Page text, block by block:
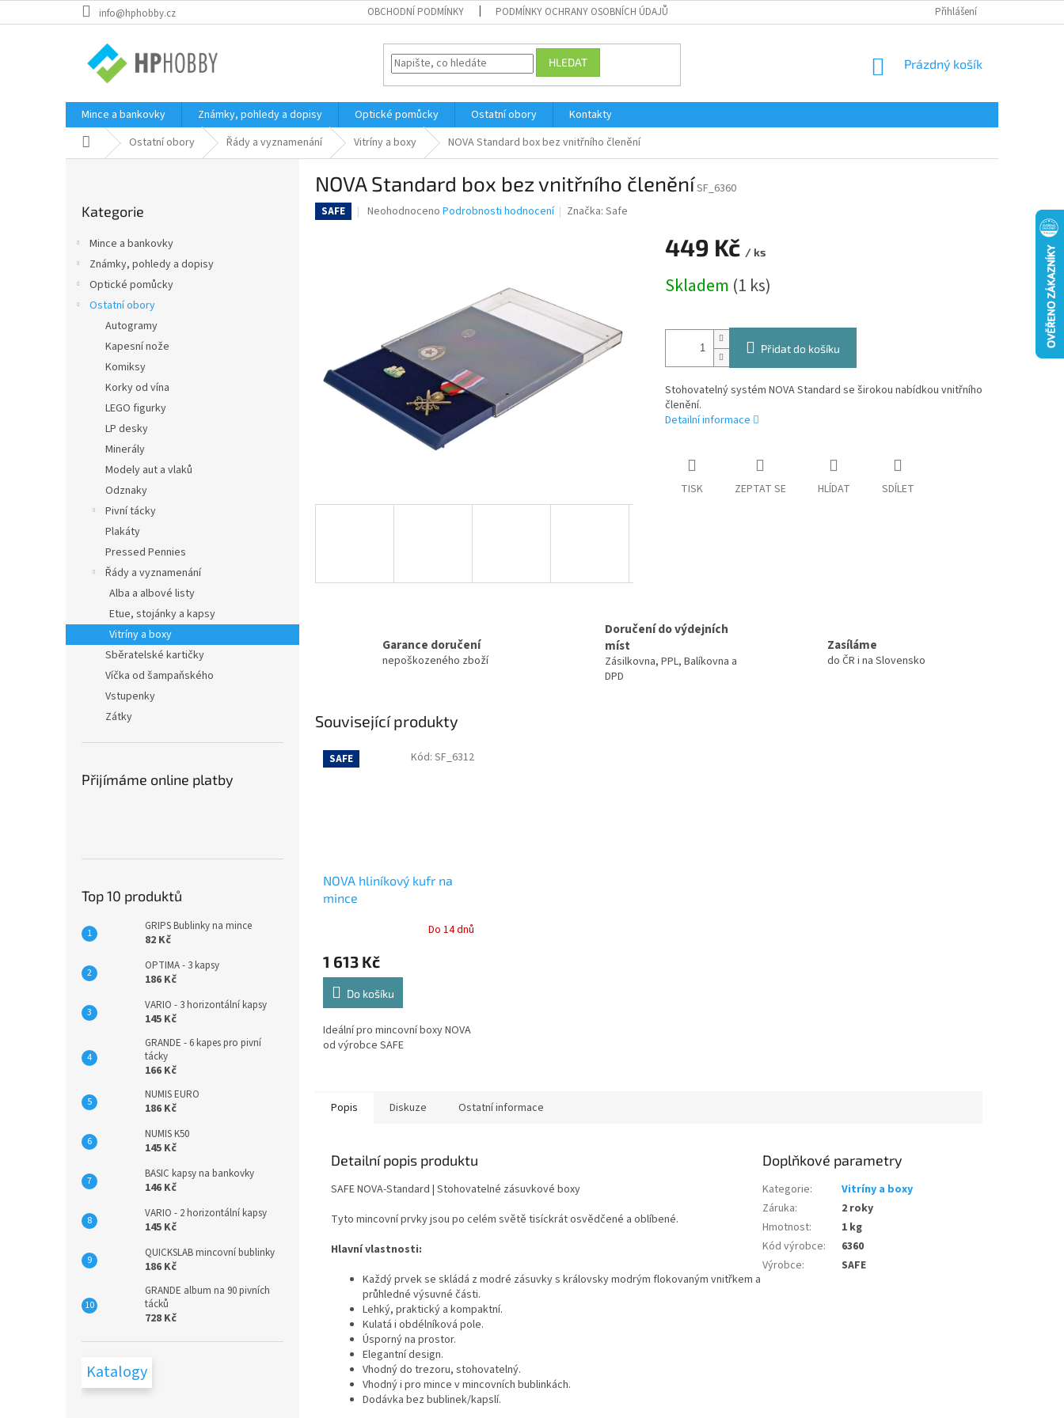
na
info@hphobby.cz OBCHODNÍ PODMÍNKY PODMÍNKY OCHRANY OSOBNÍCH ÚDAJŮ Přihlášení
HLEDAT
NÁKUPNÍ
Prázdný košík
Mince a bankovky Známky, pohledy a dopisy Optické pomůcky Ostatní obory
Kontakty
Domů Ostatní obory Řády a vyznamenání Vitríny a boxy NOVA Standard box bez vnitřního členění
kategorie
Kategorie
Mince a bankovky
Známky, pohledy a dopisy
Optické pomůcky
Ostatní obory
Autogramy
Kapesní nože
Komiksy
Korky od vína
LEGO figurky
LP desky
Minerály
Modely aut a vlaků
Odznaky
Pivní tácky
Plakáty
Pressed Pennies
Řády a vyznamenání
Alba a albové listy
Etue, stojánky a kapsy
Vitríny a boxy
Sběratelské kartičky
Víčka od šampaňského
Vstupenky
Zátky
Přijímáme online platby
Top 10 produktů
GRIPS Bublinky na mince
82 Kč
OPTIMA - 3 kapsy
186 Kč
VARIO - 3 horizontální kapsy
145 Kč
GRANDE - 6 kapes pro pivní
tácky
166 Kč
NUMIS EURO
186 Kč
NUMIS K50
145 Kč
BASIC kapsy na bankovky
146 Kč
VARIO - 2 horizontální kapsy
145 Kč
QUICKSLAB mincovní bublinky
186 Kč
GRANDE album na 90 pivních
tácků
728 Kč
Katalogy
NOVA Standard box bez vnitřního členěníSF_6360
SAFE
Průměrné
Neohodnoceno Podrobnosti hodnocení Značka:Safe
449 Kč / ks
cena:
Skladem (1 ks)
Přidat do košíku
Stohovatelný systém NOVA Standard se širokou nabídkou vnitřního
členění.
Detailní informace
TISK ZEPTAT SE HLÍDAT SDÍLET
Garance doručení
nepoškozeného zboží
Doručení do výdejních
míst
Zásilkovna, PPL, Balíkovna a
DPD
Zasíláme
do ČR i na Slovensko
Související produkty
SAFE
NOVA hliníkový kufr na
mince
Do 14 dnů
1 613 Kč
Do košíku
Ideální pro mincovní boxy NOVA
od výrobce SAFE
Kód: SF_6312
Popis Diskuze Ostatní informace
Detailní popis produktu
SAFE NOVA-Standard | Stohovatelné zásuvkové boxy
Tyto mincovní prvky jsou po celém světě tisíckrát osvědčené a oblíbené.
Hlavní vlastnosti:
Každý prvek se skládá z modré zásuvky s královsky modrým flokovaným vnitřkem a
průhledné výsuvné části.
Lehký, praktický a kompaktní.
Kulatá i obdélníková pole.
Úsporný na prostor.
Elegantní design.
Vhodný do trezoru, stohovatelný.
Vhodný i pro mince v mincovních bublinkách.
Dodávka bez bublinek/kapslí.
Doplňkové parametry
Kategorie:
Vitríny a boxy
Záruka:
2 roky
Hmotnost:
1 kg
Kód výrobce:
6360
Výrobce: SAFE